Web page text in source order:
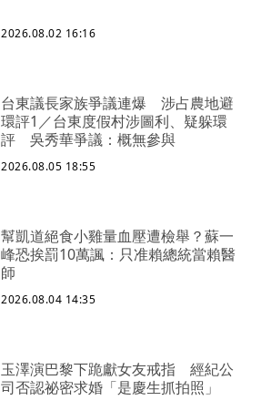
2026.08.02 16:16
台東議長家族爭議連爆 涉占農地避
環評1／台東度假村涉圖利、疑躲環
評 吳秀華爭議：概無參與
2026.08.05 18:55
幫凱道絕食小雞量血壓遭檢舉？蘇一
峰恐挨罰10萬諷：只准賴總統當賴醫
師
2026.08.04 14:35
玉澤演巴黎下跪獻女友戒指 經紀公
司否認祕密求婚「是慶生抓拍照」